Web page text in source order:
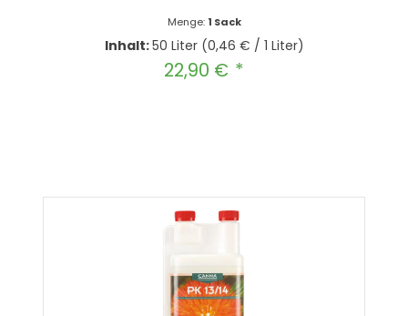
Menge: 1 Sack
Inhalt:50 Liter (0,46 € / 1 Liter)
Regulärer Preis:
22,90 €